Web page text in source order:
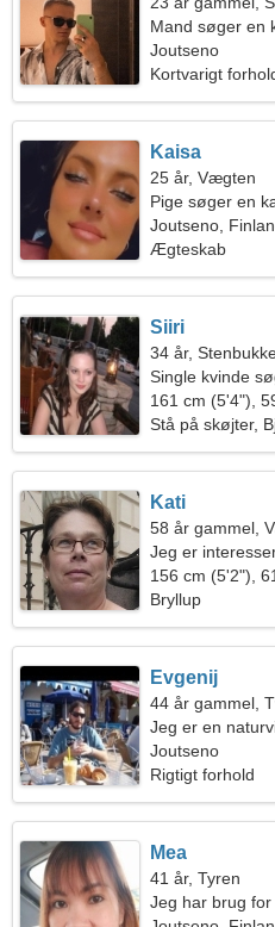
Mand søger en
Joutseno
Kortvarigt
Kaisa
25 år, Vægten
Pige søger en
Joutseno,
Ægteskab
Siiri
34 år,
Single kvinde
161 cm (5'4"),
Stå på skøjter,
Kati
58 år gammel,
Jeg er
156 cm (5'2"),
Bryllup
Evgenij
44 år gammel,
Jeg er en
efter en smuk
Joutseno
Rigtigt forhold
Mea
41 år, Tyren
Jeg har brug